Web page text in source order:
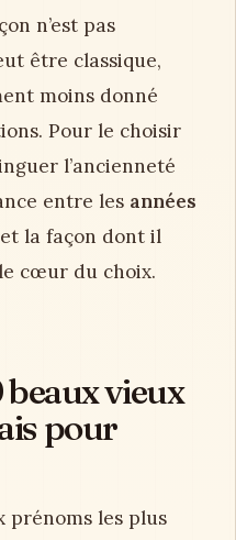
n’est pas
être classique,
moins donné
Pour le choisir
l’ancienneté
entre les années
la façon dont il
le cœur du choix.
beaux vieux
pour
prénoms les plus